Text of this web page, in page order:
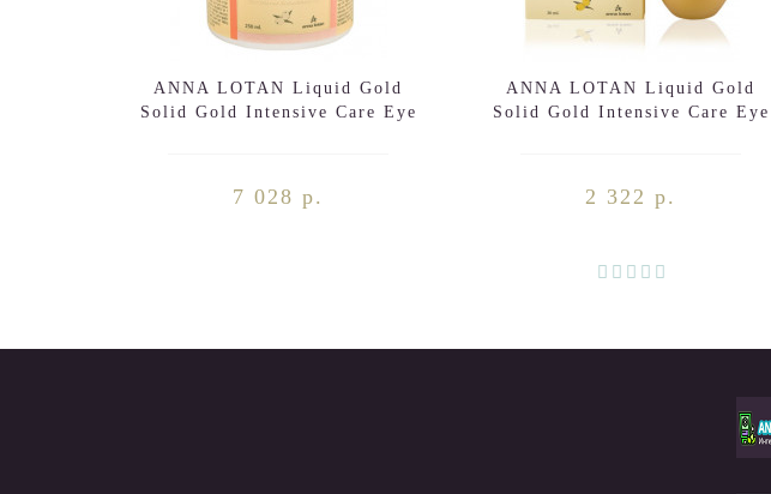
ANNA LOTAN Liquid Gold
Solid Gold Intensive Care Eye
7 028 р.
ANNA LOTAN Liquid Gold
Solid Gold Intensive Care Eye
2 322 р.